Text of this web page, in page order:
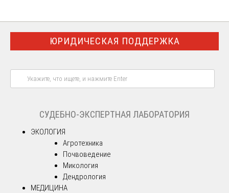
ЮРИДИЧЕСКАЯ ПОДДЕРЖКА
СУДЕБНО-ЭКСПЕРТНАЯ ЛАБОРАТОРИЯ
ЭКОЛОГИЯ
Агротехника
Почвоведение
Микология
Дендрология
МЕДИЦИНА